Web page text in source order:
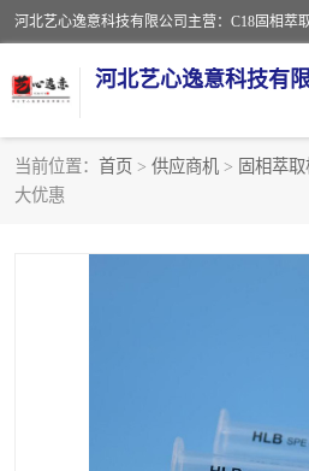
河北艺心逸意科技有
当前位置： 首页 > 供应商机 > 固相萃
大优惠
固相萃取柱